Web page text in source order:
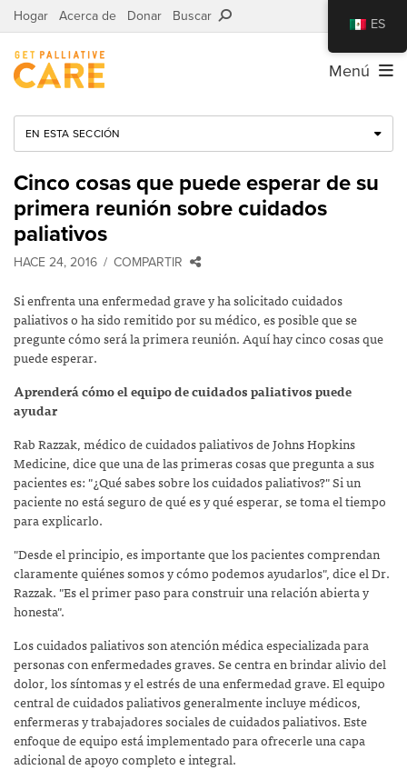
Hogar Acerca de Donar Buscar
Menú
EN ESTA SECCIÓN
Cinco cosas que puede esperar de su
primera reunión sobre cuidados
paliativos
HACE 24, 2016 COMPARTIR
Si enfrenta una enfermedad grave y ha solicitado cuidados
paliativos o ha sido remitido por su médico, es posible que se
pregunte cómo será la primera reunión. Aquí hay cinco cosas que
puede esperar.
Aprenderá cómo el equipo de cuidados paliativos puede
ayudar
Rab Razzak, médico de cuidados paliativos de Johns Hopkins
Medicine, dice que una de las primeras cosas que pregunta a sus
pacientes es: "¿Qué sabes sobre los cuidados paliativos?" Si un
paciente no está seguro de qué es y qué esperar, se toma el tiempo
para explicarlo.
"Desde el principio, es importante que los pacientes comprendan
claramente quiénes somos y cómo podemos ayudarlos", dice el Dr.
Razzak. "Es el primer paso para construir una relación abierta y
honesta".
Los cuidados paliativos son atención médica especializada para
personas con enfermedades graves. Se centra en brindar alivio del
dolor, los síntomas y el estrés de una enfermedad grave. El equipo
central de cuidados paliativos generalmente incluye médicos,
enfermeras y trabajadores sociales de cuidados paliativos. Este
enfoque de equipo está implementado para ofrecerle una capa
adicional de apoyo completo e integral.
ES